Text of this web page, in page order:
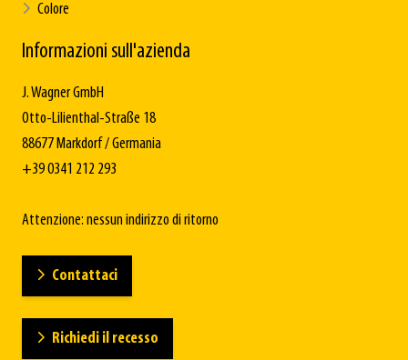
Colore
Informazioni sull'azienda
J. Wagner GmbH
Otto-Lilienthal-Straße 18
88677 Markdorf / Germania
+39 0341 212 293
Attenzione: nessun indirizzo di ritorno
Contattaci
Richiedi il recesso